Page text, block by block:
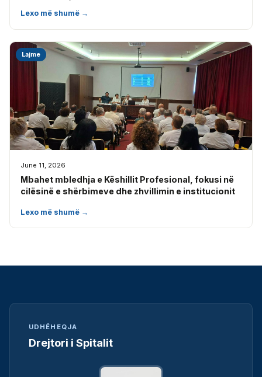
Lexo më shumë →
Lajme
June 11, 2026
Mbahet mbledhja e Këshillit Profesional, fokusi në
cilësinë e shërbimeve dhe zhvillimin e institucionit
Lexo më shumë →
UDHËHEQJA
Drejtori i Spitalit